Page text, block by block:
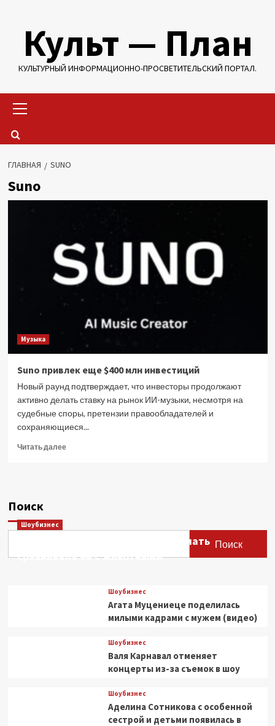
содержимому
Культ — План
КУЛЬТУРНЫЙ ИНФОРМАЦИОННО-ПРОСВЕТИТЕЛЬСКИЙ ПОРТАЛ.
меню
ГЛАВНАЯ SUNO
Suno
Музыка
Suno привлек еще $400 млн инвестиций
Новый раунд подтверждает, что инвесторы продолжают
активно делать ставку на рынок ИИ-музыки, несмотря на
судебные споры, претензии правообладателей и
сохраняющиеся...
Читать далееПрочитать
Поиск
Поиск
Шоубизнес
Этери Тутберидзе заявила, что мать
сравнивала ее с животными
Шоубизнес
Агата Муцениеце поделилась
милыми кадрами с мужем (видео)
Шоубизнес
Валя Карнавал отменяет
концерты из-за съемок в шоу
Шоубизнес
Аделина Сотникова с особенной
сестрой и детьми появилась в